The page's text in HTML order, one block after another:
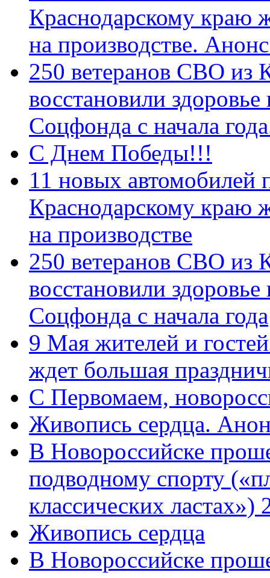
Краснодарскому краю
на производстве.
250 ветеранов СВО из
восстановили
Соцфонда с начала
С Днем Победы!!!
11 новых автомобилей
Краснодарскому краю
на производстве
250 ветеранов СВО из
восстановили
Соцфонда с начала года
9 Мая жителей и
ждет большая
C Первомаем,
Живопись сердца.
В Новороссийске
подводному спорту
классических
Живопись сердца
В Новороссийске